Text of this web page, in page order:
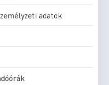
adatok